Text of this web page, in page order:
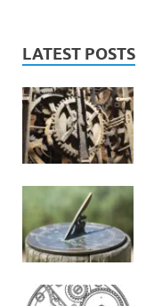
LATEST POSTS